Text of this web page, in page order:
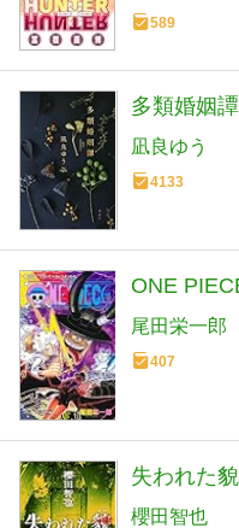
589
多類婚姻譚
凪良ゆう
4133
ONE
尾田栄一郎
407
失われた貌
櫻田智也